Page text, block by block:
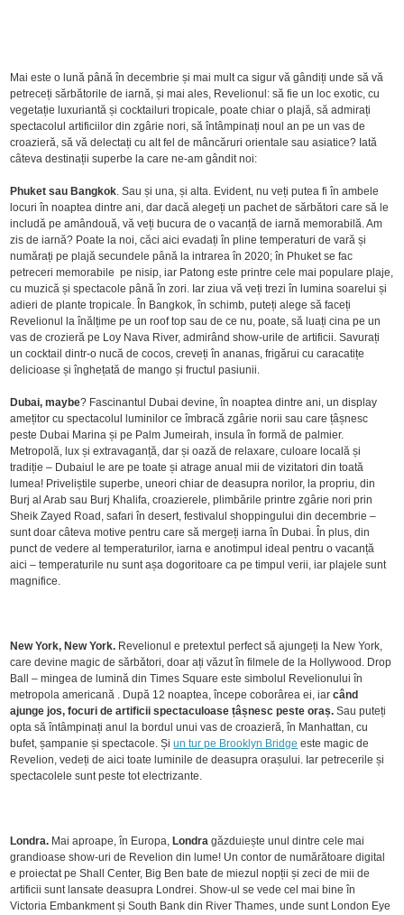
Mai este o lună până în decembrie și mai mult ca sigur vă gândiți unde să vă
petreceți sărbătorile de iarnă, și mai ales, Revelionul: să fie un loc exotic, cu
vegetație luxuriantă și cocktailuri tropicale, poate chiar o plajă, să admirați
spectacolul artificiilor din zgârie nori, să întâmpinați noul an pe un vas de
croazieră, să vă delectați cu alt fel de mâncăruri orientale sau asiatice? Iată
câteva destinații superbe la care ne-am gândit noi:
Phuket sau Bangkok. Sau și una, și alta. Evident, nu veți putea fi în ambele
locuri în noaptea dintre ani, dar dacă alegeți un pachet de sărbători care să le
includă pe amândouă, vă veți bucura de o vacanță de iarnă memorabilă. Am
zis de iarnă? Poate la noi, căci aici evadați în pline temperaturi de vară și
numărați pe plajă secundele până la intrarea în 2020; în Phuket se fac
petreceri memorabile pe nisip, iar Patong este printre cele mai populare plaje,
cu muzică și spectacole până în zori. Iar ziua vă veți trezi în lumina soarelui și
adieri de plante tropicale. În Bangkok, în schimb, puteți alege să faceți
Revelionul la înălțime pe un roof top sau de ce nu, poate, să luați cina pe un
vas de crozieră pe Loy Nava River, admirând show-urile de artificii. Savurați
un cocktail dintr-o nucă de cocos, creveți în ananas, frigărui cu caracatițe
delicioase și înghețată de mango și fructul pasiunii.
Dubai, maybe? Fascinantul Dubai devine, în noaptea dintre ani, un display
amețitor cu spectacolul luminilor ce îmbracă zgârie norii sau care țâșnesc
peste Dubai Marina și pe Palm Jumeirah, insula în formă de palmier.
Metropolă, lux și extravaganță, dar și oază de relaxare, culoare locală și
tradiție – Dubaiul le are pe toate și atrage anual mii de vizitatori din toată
lumea! Priveliștile superbe, uneori chiar de deasupra norilor, la propriu, din
Burj al Arab sau Burj Khalifa, croazierele, plimbările printre zgârie nori prin
Sheik Zayed Road, safari în desert, festivalul shoppingului din decembrie –
sunt doar câteva motive pentru care să mergeți iarna în Dubai. În plus, din
punct de vedere al temperaturilor, iarna e anotimpul ideal pentru o vacanță
aici – temperaturile nu sunt așa dogoritoare ca pe timpul verii, iar plajele sunt
magnifice.
New York, New York. Revelionul e pretextul perfect să ajungeți la New York,
care devine magic de sărbători, doar ați văzut în filmele de la Hollywood. Drop
Ball – mingea de lumină din Times Square este simbolul Revelionului în
metropola americană . După 12 noaptea, începe coborârea ei, iarcând
ajunge jos, focuri de artificii spectaculoase țâșnesc peste oraș.Sau puteți
opta să întâmpinați anul la bordul unui vas de croazieră, în Manhattan, cu
bufet, șampanie și spectacole. Șiun tur pe Brooklyn Bridge este magic de
Revelion, vedeți de aici toate luminile de deasupra orașului. Iar petrecerile și
spectacolele sunt peste tot electrizante.
Londra. Mai aproape, în Europa, Londra găzduiește unul dintre cele mai
grandioase show-uri de Revelion din lume! Un contor de numărătoare digital
e proiectat pe Shall Center, Big Ben bate de miezul nopții și zeci de mii de
artificii sunt lansate deasupra Londrei. Show-ul se vede cel mai bine în
Victoria Embankment și South Bank din River Thames, unde sunt London Eye